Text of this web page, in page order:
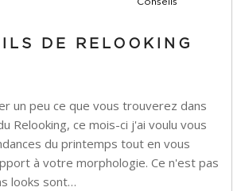
DE RELOOKING
un peu ce que vous trouverez dans
Relooking, ce mois-ci j'ai voulu vous
du printemps tout en vous
à votre morphologie. Ce n'est pas
looks sont…